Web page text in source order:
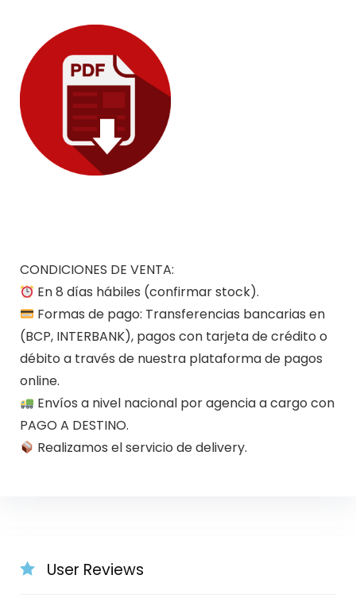
CONDICIONES DE VENTA:
En 8 días hábiles (confirmar stock).
Formas de pago: Transferencias bancarias en
(BCP, INTERBANK), pagos con tarjeta de crédito o
débito a través de nuestra plataforma de pagos
online.
Envíos a nivel nacional por agencia a cargo con
PAGO A DESTINO.
Realizamos el servicio de delivery.
User Reviews